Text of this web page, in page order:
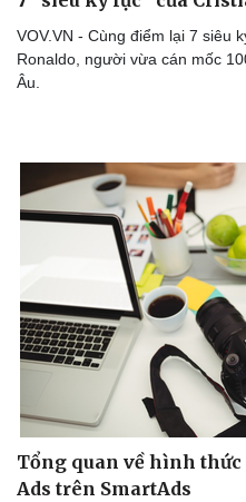
VOV.VN - Cùng điểm lại 7 siêu
Ronaldo, người vừa cán mốc
Âu.
Tổng quan về hình thức
Ads trên SmartAds